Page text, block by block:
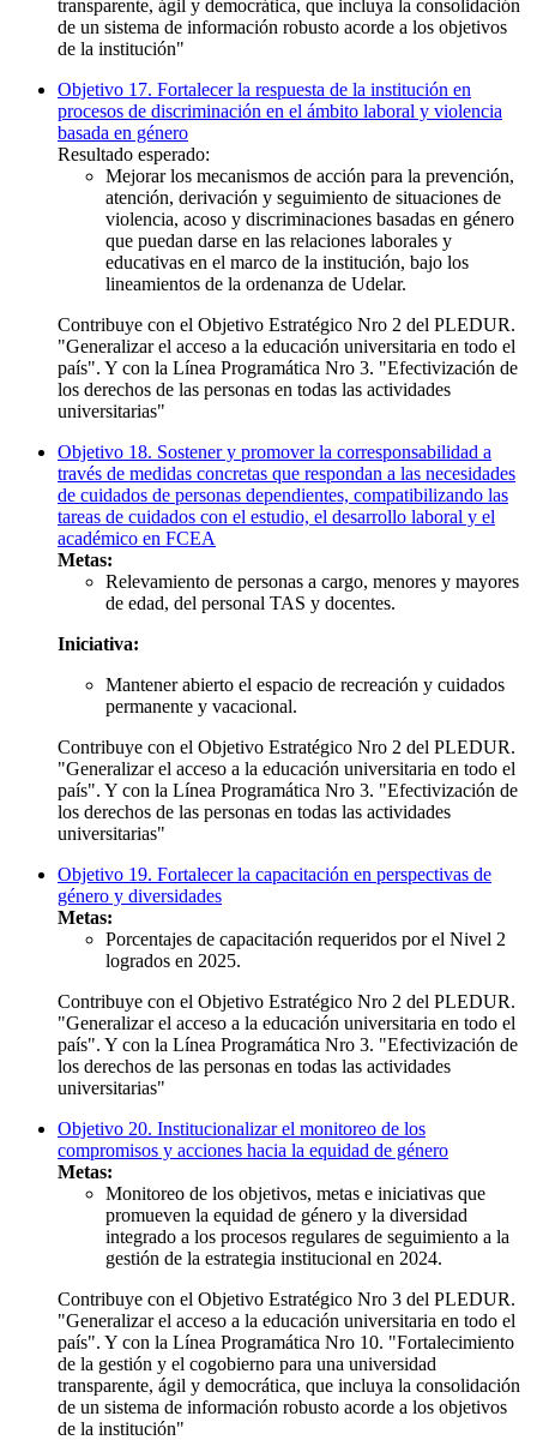
transparente, ágil y democrática, que incluya la consolidación
de un sistema de información robusto acorde a los objetivos
de la institución"
Objetivo 17. Fortalecer la respuesta de la institución en
procesos de discriminación en el ámbito laboral y violencia
basada en género
Resultado esperado:
Mejorar los mecanismos de acción para la prevención,
atención, derivación y seguimiento de situaciones de
violencia, acoso y discriminaciones basadas en género
que puedan darse en las relaciones laborales y
educativas en el marco de la institución, bajo los
lineamientos de la ordenanza de Udelar.
Contribuye con el Objetivo Estratégico Nro 2 del PLEDUR.
"Generalizar el acceso a la educación universitaria en todo el
país". Y con la Línea Programática Nro 3. "Efectivización de
los derechos de las personas en todas las actividades
universitarias"
Objetivo 18. Sostener y promover la corresponsabilidad a
través de medidas concretas que respondan a las necesidades
de cuidados de personas dependientes, compatibilizando las
tareas de cuidados con el estudio, el desarrollo laboral y el
académico en FCEA
Metas:
Relevamiento de personas a cargo, menores y mayores
de edad, del personal TAS y docentes.
Iniciativa:
Mantener abierto el espacio de recreación y cuidados
permanente y vacacional.
Contribuye con el Objetivo Estratégico Nro 2 del PLEDUR.
"Generalizar el acceso a la educación universitaria en todo el
país". Y con la Línea Programática Nro 3. "Efectivización de
los derechos de las personas en todas las actividades
universitarias"
Objetivo 19. Fortalecer la capacitación en perspectivas de
género y diversidades
Metas:
Porcentajes de capacitación requeridos por el Nivel 2
logrados en 2025.
Contribuye con el Objetivo Estratégico Nro 2 del PLEDUR.
"Generalizar el acceso a la educación universitaria en todo el
país". Y con la Línea Programática Nro 3. "Efectivización de
los derechos de las personas en todas las actividades
universitarias"
Objetivo 20. Institucionalizar el monitoreo de los
compromisos y acciones hacia la equidad de género
Metas:
Monitoreo de los objetivos, metas e iniciativas que
promueven la equidad de género y la diversidad
integrado a los procesos regulares de seguimiento a la
gestión de la estrategia institucional en 2024.
Contribuye con el Objetivo Estratégico Nro 3 del PLEDUR.
"Generalizar el acceso a la educación universitaria en todo el
país". Y con la Línea Programática Nro 10. "Fortalecimiento
de la gestión y el cogobierno para una universidad
transparente, ágil y democrática, que incluya la consolidación
de un sistema de información robusto acorde a los objetivos
de la institución"